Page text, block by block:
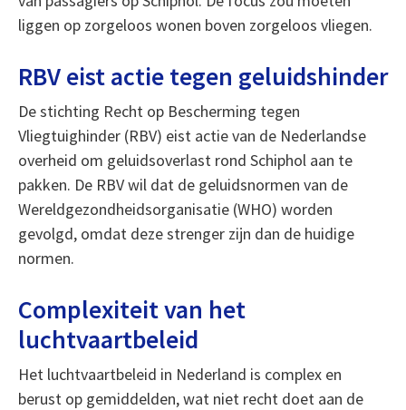
liggen op zorgeloos wonen boven zorgeloos vliegen.
RBV eist actie tegen geluidshinder
De stichting Recht op Bescherming tegen
Vliegtuighinder (RBV) eist actie van de Nederlandse
overheid om geluidsoverlast rond Schiphol aan te
pakken. De RBV wil dat de geluidsnormen van de
Wereldgezondheidsorganisatie (WHO) worden
gevolgd, omdat deze strenger zijn dan de huidige
normen.
Complexiteit van het
luchtvaartbeleid
Het luchtvaartbeleid in Nederland is complex en
berust op gemiddelden, wat niet recht doet aan de